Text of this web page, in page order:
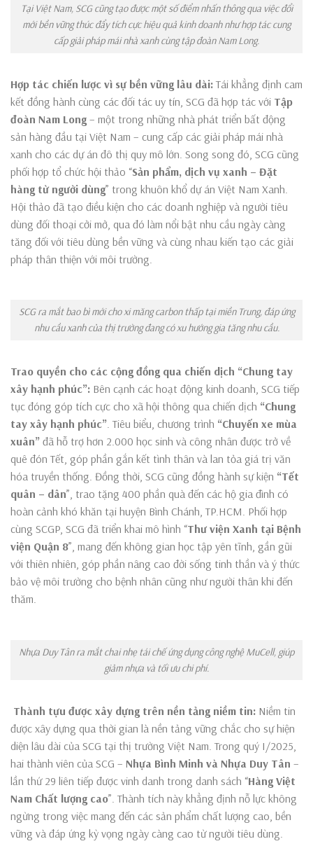
Tại Việt Nam, SCG cũng tạo được một số điểm nhấn thông qua việc đổi
mới bền vững thúc đẩy tích cực hiệu quả kinh doanh như hợp tác cung
cấp giải pháp mái nhà xanh cùng tập đoàn Nam Long.
Hợp tác chiến lược vì sự bền vững lâu dài: Tái khẳng định cam
kết đồng hành cùng các đối tác uy tín, SCG đã hợp tác với Tập
đoàn Nam Long – một trong những nhà phát triển bất động
sản hàng đầu tại Việt Nam – cung cấp các giải pháp mái nhà
xanh cho các dự án đô thị quy mô lớn. Song song đó, SCG cũng
phối hợp tổ chức hội thảo “Sản phẩm, dịch vụ xanh – Đặt
hàng từ người dùng” trong khuôn khổ dự án Việt Nam Xanh.
Hội thảo đã tạo điều kiện cho các doanh nghiệp và người tiêu
dùng đối thoại cởi mở, qua đó làm nổi bật nhu cầu ngày càng
tăng đối với tiêu dùng bền vững và cùng nhau kiến tạo các giải
pháp thân thiện với môi trường.
SCG ra mắt bao bì mới cho xi măng carbon thấp tại miền Trung, đáp ứng
nhu cầu xanh của thị trường đang có xu hướng gia tăng nhu cầu.
Trao quyền cho các cộng đồng qua chiến dịch “Chung tay
xây hạnh phúc”: Bên cạnh các hoạt động kinh doanh, SCG tiếp
tục đóng góp tích cực cho xã hội thông qua chiến dịch “Chung
tay xây hạnh phúc” . Tiêu biểu, chương trình “Chuyến xe mùa
xuân” đã hỗ trợ hơn 2.000 học sinh và công nhân được trở về
quê đón Tết, góp phần gắn kết tình thân và lan tỏa giá trị văn
hóa truyền thống. Đồng thời, SCG cũng đồng hành sự kiện “Tết
quân – dân”, trao tặng 400 phần quà đến các hộ gia đình có
hoàn cảnh khó khăn tại huyện Bình Chánh, TP.HCM. Phối hợp
cùng SCGP, SCG đã triển khai mô hình “Thư viện Xanh tại Bệnh
viện Quận 8”, mang đến không gian học tập yên tĩnh, gần gũi
với thiên nhiên, góp phần nâng cao đời sống tinh thần và ý thức
bảo vệ môi trường cho bệnh nhân cũng như người thân khi đến
thăm.
Nhựa Duy Tân ra mắt chai nhẹ tái chế ứng dụng công nghệ MuCell, giúp
giảm nhựa và tối ưu chi phí.
Thành tựu được xây dựng trên nền tảng niềm tin: Niềm tin
được xây dựng qua thời gian là nền tảng vững chắc cho sự hiện
diện lâu dài của SCG tại thị trường Việt Nam. Trong quý I/2025,
hai thành viên của SCG – Nhựa Bình Minh và Nhựa Duy Tân –
lần thứ 29 liên tiếp được vinh danh trong danh sách “Hàng Việt
Nam Chất lượng cao”. Thành tích này khẳng định nỗ lực không
ngừng trong việc mang đến các sản phẩm chất lượng cao, bền
vững và đáp ứng kỳ vọng ngày càng cao từ người tiêu dùng.